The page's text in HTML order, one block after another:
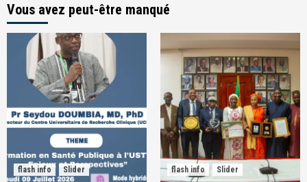
Vous avez peut-être manqué
flash info Slider flash info Slider